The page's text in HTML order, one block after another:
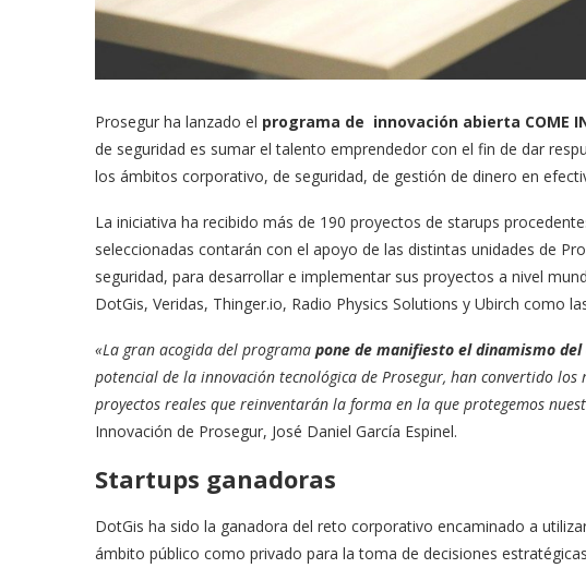
Prosegur ha lanzado el programa de innovación abierta COME
de seguridad es sumar el talento emprendedor con el fin de dar
los ámbitos corporativo, de seguridad, de gestión de dinero en
La iniciativa ha recibido más de 190 proyectos de starups
seleccionadas contarán con el apoyo de las distintas unidades de
seguridad, para desarrollar e implementar sus proyectos a nivel
DotGis, Veridas, Thinger.io, Radio Physics Solutions y Ubirch como
«La gran acogida del programa pone de manifiesto el dinamismo
potencial de la innovación tecnológica de Prosegur, han convertido
proyectos reales que reinventarán la forma en la que protegemos
Innovación de Prosegur, José Daniel García Espinel.
Startups ganadoras
DotGis ha sido la ganadora del reto corporativo encaminado a
ámbito público como privado para la toma de decisiones